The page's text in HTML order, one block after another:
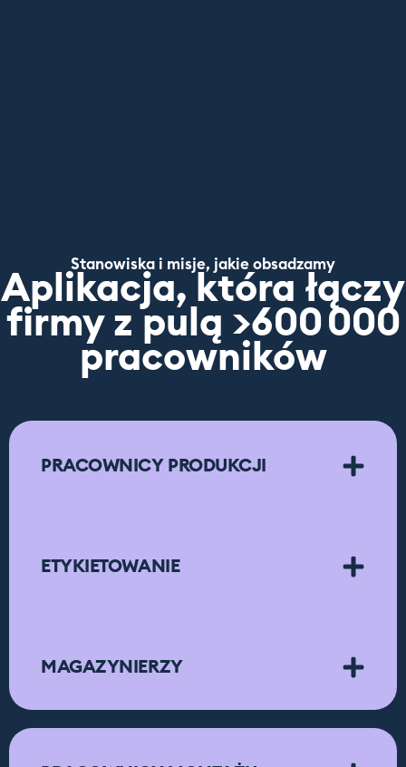
Stanowiska i misje, jakie obsadzamy
Aplikacja, która łączy
firmy z pulą >600 000
pracowników
PRACOWNICY PRODUKCJI
ETYKIETOWANIE
MAGAZYNIERZY